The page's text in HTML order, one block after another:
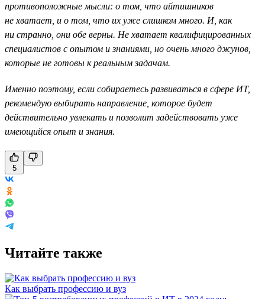
противоположные мысли: о том, что айтишников
не хватает, и о том, что их уже слишком много. И, как
ни странно, они обе верны. Не хватает квалифицированных
специалистов с опытом и знаниями, но очень много джунов,
которые не готовы к реальным задачам.
Именно поэтому, если собираетесь развиваться в сфере ИТ,
рекомендую выбирать направление, которое будет
действительно увлекать и позволит задействовать уже
имеющийся опыт и знания.
5
Читайте также
Как выбрать профессию и вуз